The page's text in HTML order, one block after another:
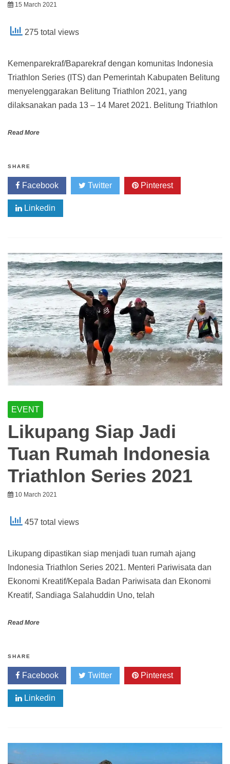
15 March 2021
275 total views
Kemenparekraf/Baparekraf dengan komunitas Indonesia
Triathlon Series (ITS) dan Pemerintah Kabupaten Belitung
menyelenggarakan Belitung Triathlon 2021, yang
dilaksanakan pada 13 – 14 Maret 2021. Belitung Triathlon
Read More
SHARE
Facebook Twitter Pinterest
Linkedin
EVENT
Likupang Siap Jadi
Tuan Rumah Indonesia
Triathlon Series 2021
10 March 2021
457 total views
Likupang dipastikan siap menjadi tuan rumah ajang
Indonesia Triathlon Series 2021. Menteri Pariwisata dan
Ekonomi Kreatif/Kepala Badan Pariwisata dan Ekonomi
Kreatif, Sandiaga Salahuddin Uno, telah
Read More
SHARE
Facebook Twitter Pinterest
Linkedin